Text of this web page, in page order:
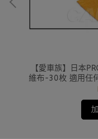
【愛車族】日本
維布-30枚 適用任